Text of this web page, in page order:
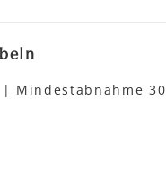
Mindestabnahme 30